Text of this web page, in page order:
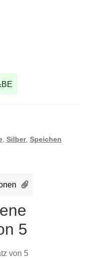
, Silber, Speichen
5
von 5